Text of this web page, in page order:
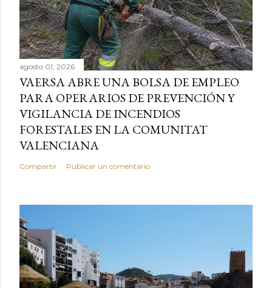
agosto 01, 2026
VAERSA ABRE UNA BOLSA DE EMPLEO
PARA OPERARIOS DE PREVENCIÓN Y
VIGILANCIA DE INCENDIOS
FORESTALES EN LA COMUNITAT
VALENCIANA
Compartir Publicar un comentario